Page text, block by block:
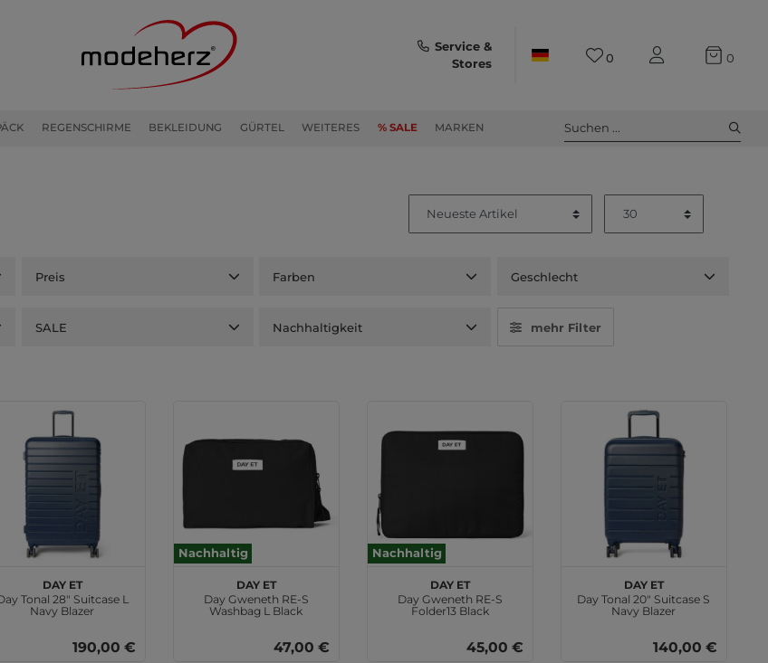
REGENSCHIRME BEKLEIDUNG GÜRTEL WEITERES % SALE MARKEN
Service &
Stores
0 0
Suchen ...
Preis Farben Geschlecht
SALE Nachhaltigkeit mehr Filter
DAY ET
Tonal 28" Suitcase L
Navy Blazer
190,00 €
Nachhaltig
DAY ET
Day Gweneth RE-S
Washbag L Black
47,00 €
Nachhaltig
DAY ET
Day Gweneth RE-S
Folder13 Black
45,00 €
DAY ET
Day Tonal 20" Suitcase S
Navy Blazer
140,00 €